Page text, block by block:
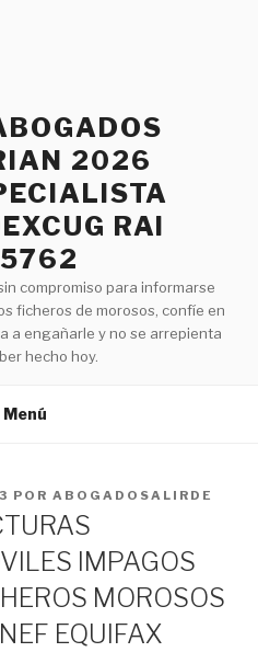
2026
RAI
compromiso para informarse
ficheros de morosos, confíe en
a engañarle y no se arrepienta
hecho hoy.
Menú
POR ABOGADOSALIRDE
IMPAGOS
MOROSOS
EQUIFAX